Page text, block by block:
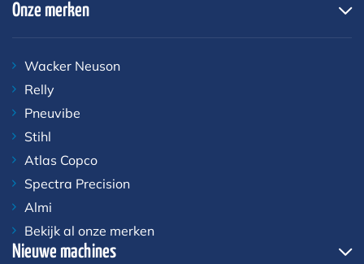
Onze merken
Wacker Neuson
Relly
Pneuvibe
Stihl
Atlas Copco
Spectra Precision
Almi
Bekijk al onze merken
Nieuwe machines